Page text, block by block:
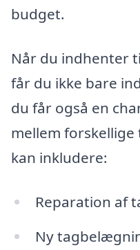
budget.
Når du indhenter
får du ikke bare
du får også en
mellem
kan inkludere:
Reparation af
Ny